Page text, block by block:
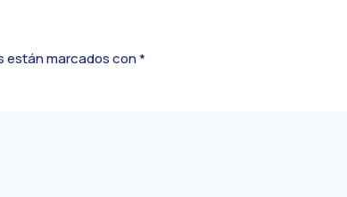
están marcados con*